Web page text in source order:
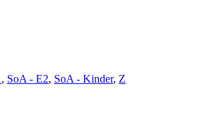
, SoA - E2, SoA - Kinder, Z